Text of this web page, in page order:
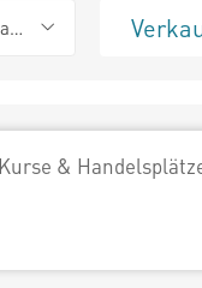
(Baadex)
&